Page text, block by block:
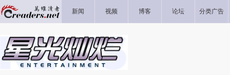
新闻 视频 博客 论坛 分类广告